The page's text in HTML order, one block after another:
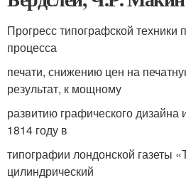
Прогресс типографской техники
процесса
печати, снижению цен на
результат, к мощному
развитию графического
1814 году в
типографии лондонской газеты
цилиндрический